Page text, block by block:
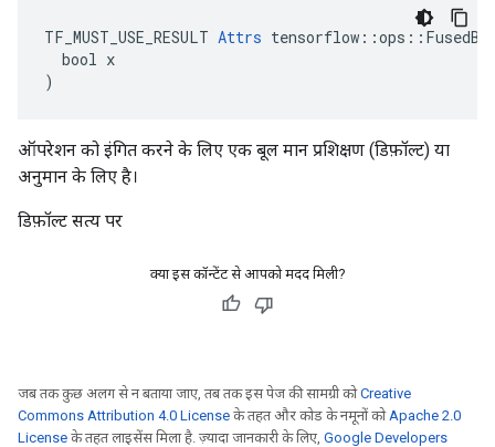
TF_MUST_USE_RESULT Attrs
  bool x
)
ऑपरेशन को इंगित करने के लिए एक बूल मान प्रशिक्षण (डिफ़ॉल्ट) या
अनुमान के लिए है।
डिफ़ॉल्ट सत्य पर
क्या इस कॉन्टेंट से आपको मदद मिली?
जब तक कुछ अलग से न बताया जाए, तब तक इस पेज की सामग्री कोCreative
Commons Attribution 4.0 License के तहत और कोड के नमूनों कोApache 2.0
License के तहत लाइसेंस मिला है. ज़्यादा जानकारी के लिए, Google Developers